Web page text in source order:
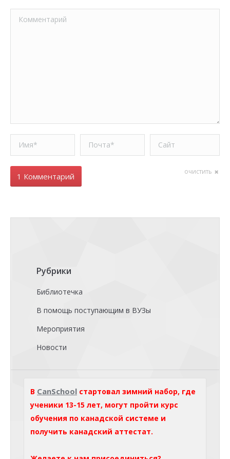
Комментарий
Имя * Почта * Сайт
очистить
1 Комментарий
Рубрики
Библиотечка
В помощь поступающим в ВУЗы
Мероприятия
Новости
В CanSchool стартовал зимний набор, где
ученики 13-15 лет, могут пройти курс
обучения по канадской системе и
получить канадский аттестат.